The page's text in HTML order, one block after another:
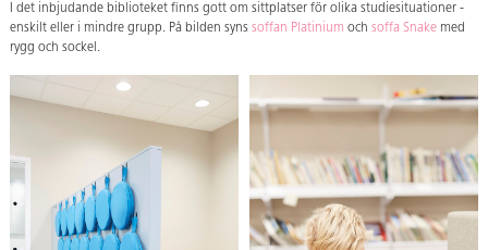
I det inbjudande biblioteket finns gott om sittplatser för olika studiesituationer -
enskilt eller i mindre grupp. På bilden syns soffan Platinium och soffa Snake med
rygg och sockel.